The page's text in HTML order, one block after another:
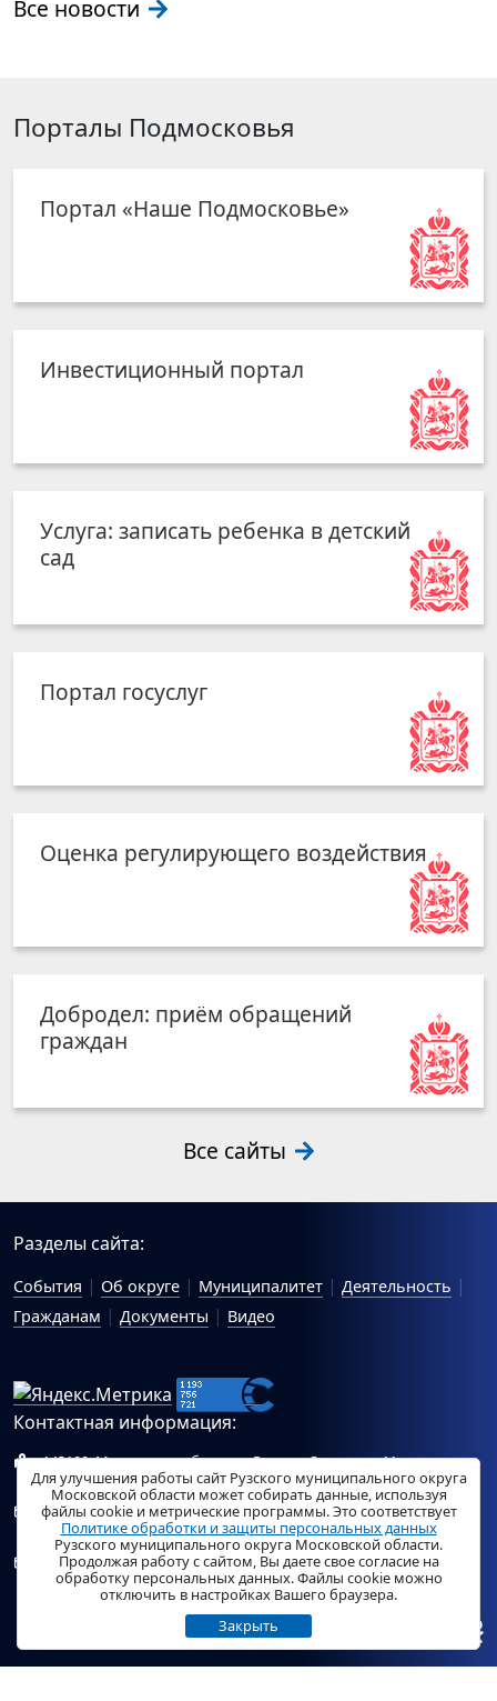
Все новости
Порталы Подмосковья
Портал «Наше Подмосковье»
Инвестиционный портал
Услуга: записать ребенка в детский
сад
Портал госуслуг
Оценка регулирующего воздействия
Добродел: приём обращений
граждан
Все сайты
Разделы сайта:
События Об округе Муниципалитет
Деятельность
Гражданам
Документы Видео
Контактная информация:
143100, Московская область, г.Руза, ул.Солнцева, 11
Схема проезда
Общий отдел Администрации Рузского муниципального
округа:ruza_region_ruza@mosreg.ru.
Отдел по работе с обращениями граждан Администрации
Рузского муниципального округа:ruza_og_argo@mosreg.ru
Для улучшения работы сайт Рузского муниципального округа
Московской области может собирать данные, используя
файлы cookie и метрические программы. Это соответствует
Политике обработки и защиты персональных данных
Рузского муниципального округа Московской области.
Продолжая работу с сайтом, Вы даете свое согласие на
обработку персональных данных. Файлы cookie можно
отключить в настройках Вашего браузера.
Закрыть